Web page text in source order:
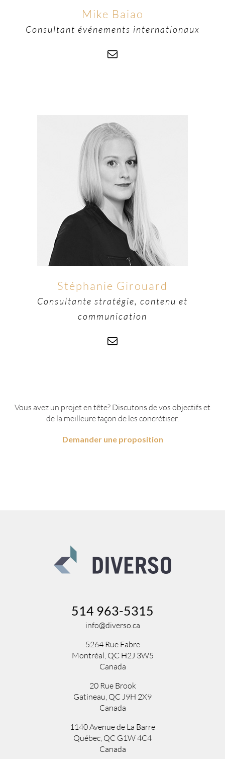
Mike Baiao
Consultant événements internationaux
Stéphanie Girouard
Consultante stratégie, contenu et
communication
Vous avez un projet en tête? Discutons de vos objectifs et
de la meilleure façon de les concrétiser.
Demander une proposition
514 963-5315
info@diverso.ca
5264 Rue Fabre
Montréal, QC H2J 3W5
Canada
20 Rue Brook
Gatineau, QC J9H 2X9
Canada
1140 Avenue de La Barre
Québec, QC G1W 4C4
Canada